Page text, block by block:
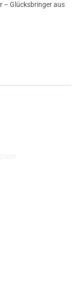
– Glücksbringer aus